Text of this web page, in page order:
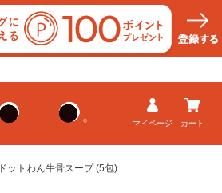
マイページ カート
ドットわん牛骨スープ (5包)